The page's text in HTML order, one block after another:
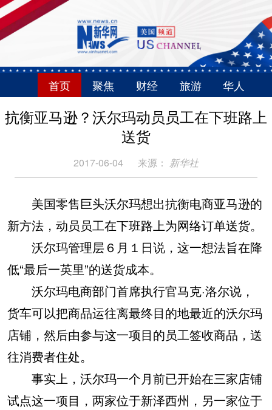
首页 聚焦 财经 旅游 华人
抗衡亚马逊？沃尔玛动员员工在下班路上
送货
2017-06-04 来源： 新华社
美国零售巨头沃尔玛想出抗衡电商亚马逊的
新方法，动员员工在下班路上为网络订单送货。
沃尔玛管理层６月１日说，这一想法旨在降
低“最后一英里”的送货成本。
沃尔玛电商部门首席执行官马克·洛尔说，
货车可以把商品运往离最终目的地最近的沃尔玛
店铺，然后由参与这一项目的员工签收商品，送
往消费者住处。
事实上，沃尔玛一个月前已开始在三家店铺
试点这一项目，两家位于新泽西州，另一家位于